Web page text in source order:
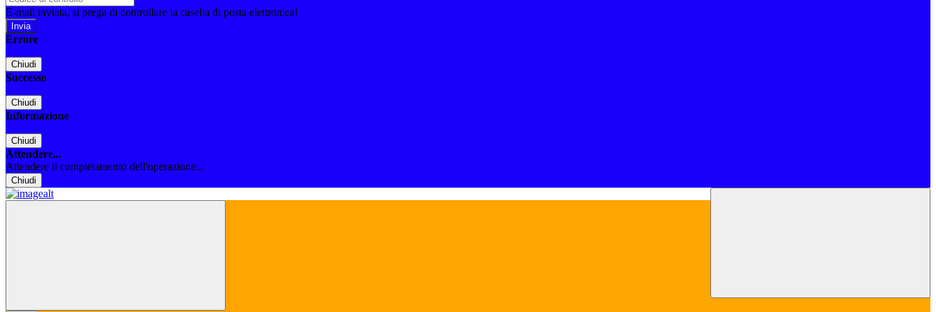
E-mail inviata, si prega di controllare la casella di posta elettronica!
Errore
Chiudi
Successo
Chiudi
Informazione
Chiudi
Attendere...
Attendere il completamento dell'operazione...
Chiudi